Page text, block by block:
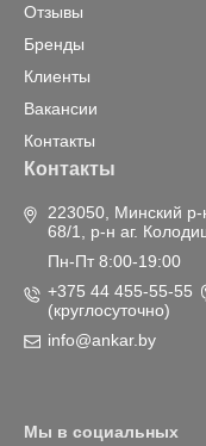
Отзывы
Бренды
Клиенты
Вакансии
Контакты
Контакты
223050, Минский р-
68/1, р-н аг.
Пн-Пт 8:00-19:00
+375 44 455-55-55
(круглосуточно)
info@ankar.by
Мы в социальных